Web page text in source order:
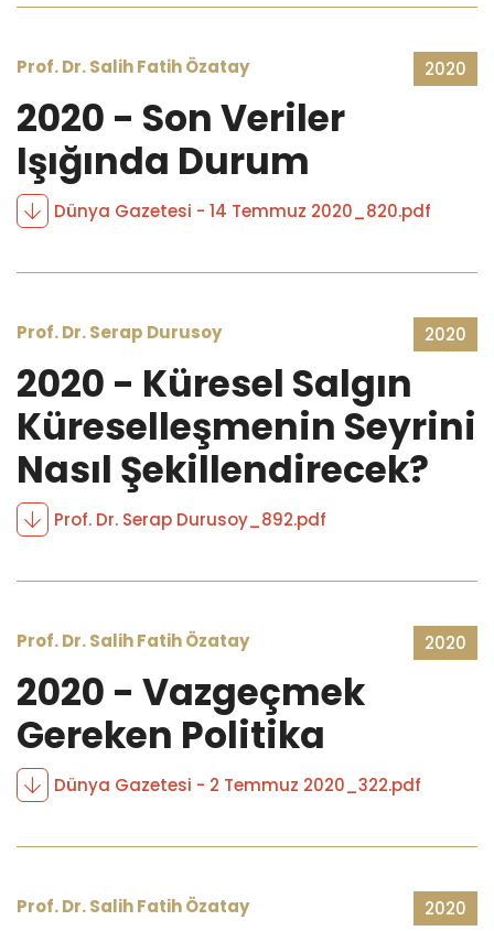
Prof. Dr. Salih Fatih Özatay 2020
2020 - Son Veriler
Işığında Durum
Dünya Gazetesi - 14 Temmuz 2020_820.pdf
Prof. Dr. Serap Durusoy 2020
2020 - Küresel Salgın
Küreselleşmenin Seyrini
Nasıl Şekillendirecek?
Prof. Dr. Serap Durusoy_892.pdf
Prof. Dr. Salih Fatih Özatay 2020
2020 - Vazgeçmek
Gereken Politika
Dünya Gazetesi - 2 Temmuz 2020_322.pdf
Prof. Dr. Salih Fatih Özatay 2020